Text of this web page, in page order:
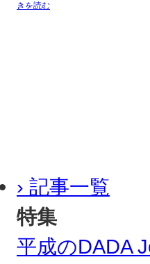
きを読む
› 記事一覧
特集
平成のDADA